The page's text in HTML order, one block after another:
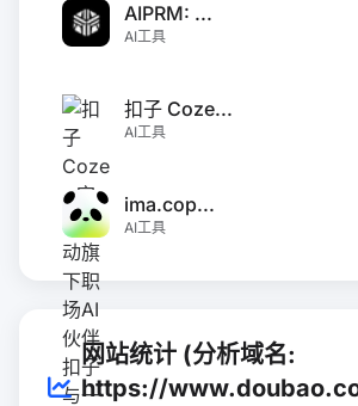
AIPRM: ...
AI工具
扣子 Coze...
AI工具
ima.cop...
AI工具
网站统计 (分析域名:
https://